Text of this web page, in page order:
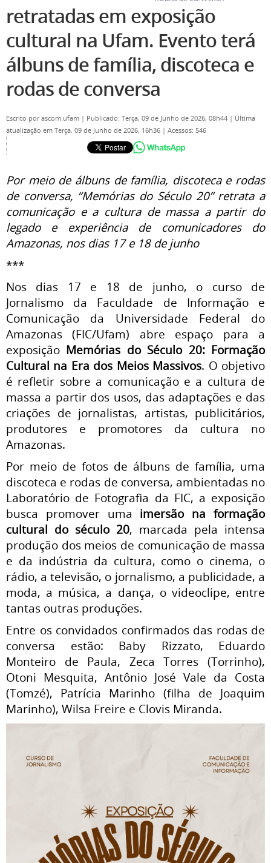
retratadas em exposição
cultural na Ufam. Evento terá
álbuns de família, discoteca e
rodas de conversa
Escrito porascom.ufam | Publicado: Terça, 09 de Junho de 2026, 08h44 | Última
atualização em Terça, 09 de Junho de 2026, 16h36 | Acessos: 546
Por meio de álbuns de família, discoteca e rodas
de conversa, “Memórias do Século 20” retrata a
comunicação e a cultura de massa a partir do
legado e experiência de comunicadores do
Amazonas, nos dias 17 e 18 de junho
***
Nos dias 17 e 18 de junho, o curso de
Jornalismo da Faculdade de Informação e
Comunicação da Universidade Federal do
Amazonas (FIC/Ufam) abre espaço para a
exposição Memórias do Século 20: Formação
Cultural na Era dos Meios Massivos. O objetivo
é refletir sobre a comunicação e a cultura de
massa a partir dos usos, das adaptações e das
criações de jornalistas, artistas, publicitários,
produtores e promotores da cultura no
Amazonas.
Por meio de fotos de álbuns de família, uma
discoteca e rodas de conversa, ambientadas no
Laboratório de Fotografia da FIC, a exposição
busca promover uma imersão na formação
cultural do século 20, marcada pela intensa
produção dos meios de comunicação de massa
e da indústria da cultura, como o cinema, o
rádio, a televisão, o jornalismo, a publicidade, a
moda, a música, a dança, o videoclipe, entre
tantas outras produções.
Entre os convidados confirmados das rodas de
conversa estão: Baby Rizzato, Eduardo
Monteiro de Paula, Zeca Torres (Torrinho),
Otoni Mesquita, Antônio José Vale da Costa
(Tomzé), Patrícia Marinho (filha de Joaquim
Marinho), Wilsa Freire e Clovis Miranda.